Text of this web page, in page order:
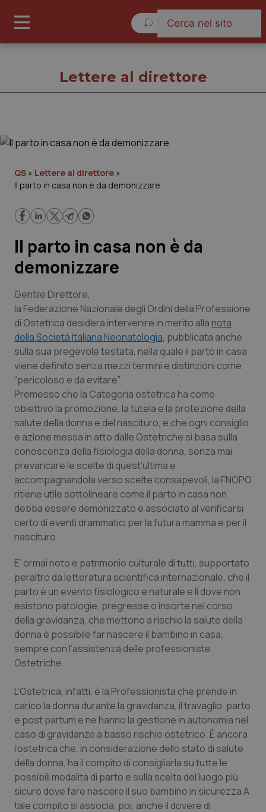
Cronache
Lavoro e Professioni
Scienza e Farmaci
Studi e Analisi
Lettere al direttore
Edizioni Regionali
QS Pro
Professionisti Sanitari.AI
Abruzzo
Basilicata
Calabria
Campania
Emilia-Romagna
Friuli Venezia Giulia
Lazio
Liguria
Lombardia
Marche
Molise
QS Pro Gold
Artrite & artrosi
Asma & BPCO
Car-T
Colesterolo & coronaropatie
Dermatite Atopica
Diabete & glucometri
Disturbi dell’umore
Dolore
Donna & Salute
Epatiti
QS Club Newsletter
Lettere al direttore
QS » Lettere al direttore »
Il parto in casa non è da demonizzare
Il parto in casa non è da
demonizzare
Gentile Direttore,
la Federazione Nazionale degli Ordini della Professione
di Ostetrica desidera intervenire in merito allanota
della Società Italiana Neonatologia, pubblicata anche
sulla sua pregevole testata, nella quale il parto in casa
viene definito senza mezzi termini e distinzioni come
“pericoloso e da evitare”.
Premesso che la Categoria ostetrica ha come
obiettivo la promozione, la tutela e la protezione della
salute della donna e del nascituro, e che ogni consiglio
e azione messa in atto dalle Ostetriche si basa sulla
conoscenza della fisiologia della donna, senza mai
prevaricare le scelte di quest’ultima e
accompagnandola verso scelte consapevoli, la FNOPO
ritiene utile sottolineare come il parto in casa non
debba essere demonizzato e associato al verificarsi
certo di eventi drammatici per la futura mamma e per il
nascituro.
E’ ormai noto e patrimonio culturale di tutti, supportato
peraltro da letteratura scientifica internazionale, che il
parto è un evento fisiologico e naturale e lì dove non
esistono patologie, pregresse o insorte nel corso
della gravidanza, che mettono a rischio la salute della
donna è possibile far nascere il bambino in casa,
sempre con l’assistenza delle professioniste
Ostetriche.
L’Ostetrica, infatti, è la Professionista che prende in
carico la donna durante la gravidanza, il travaglio, parto
e post partum e ne hanno la gestione in autonomia nel
caso di gravidanze a basso rischio ostetrico. È ancora
l’ostetrica che, in considerazione dello stato di salute
della donna, ha il compito di consigliarla su tutte le
possibili modalità di parto e sulla scelta del luogo più
sicuro dove fare nascere il suo bambino in sicurezza A
tale compito si associa, poi, anche il dovere di